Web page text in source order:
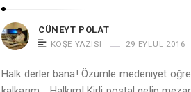
CÜNEYT POLAT
KÖŞE YAZISI 29 EYLÜL 2016
Halk derler bana! Özümle medeniyet